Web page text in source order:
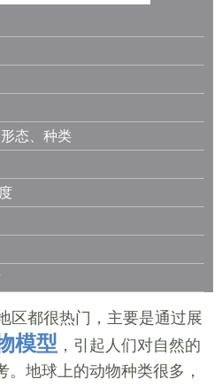
态、种类
都很热门，主要是通过展
模型 ，引起人们对自然的
地球上的动物种类很多，